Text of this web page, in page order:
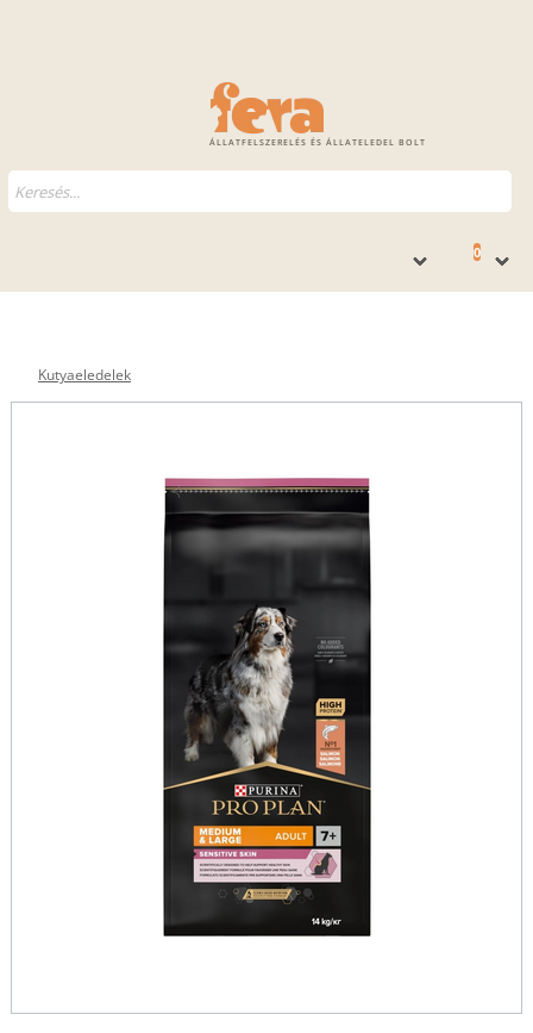
ÁLLATFELSZERELÉS ÉS ÁLLATELEDEL BOLT
0
Kutyaeledelek